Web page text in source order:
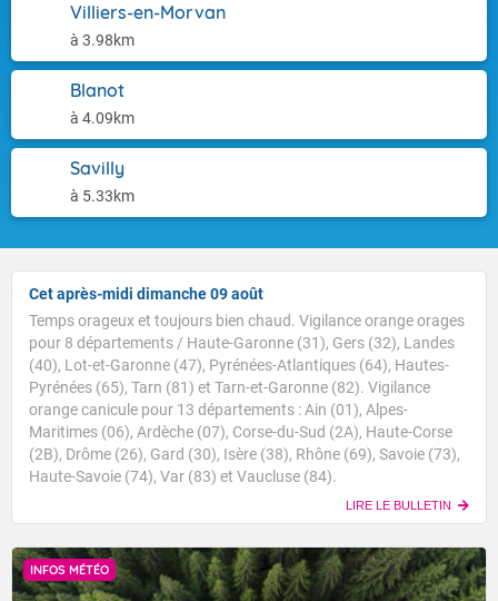
Villiers-en-Morvan
à 3.98km
Blanot
à 4.09km
Savilly
à 5.33km
Cet après-midi dimanche 09 août
Temps orageux et toujours bien chaud. Vigilance orange orages
pour 8 départements / Haute-Garonne (31), Gers (32), Landes
(40), Lot-et-Garonne (47), Pyrénées-Atlantiques (64), Hautes-
Pyrénées (65), Tarn (81) et Tarn-et-Garonne (82). Vigilance
orange canicule pour 13 départements : Ain (01), Alpes-
Maritimes (06), Ardèche (07), Corse-du-Sud (2A), Haute-Corse
(2B), Drôme (26), Gard (30), Isère (38), Rhône (69), Savoie (73),
Haute-Savoie (74), Var (83) et Vaucluse (84).
LIRE LE BULLETIN
INFOS MÉTÉO